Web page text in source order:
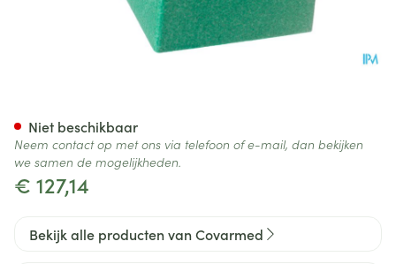
€ 127,14
Niet beschikbaar
Neem contact op met ons via telefoon of e-mail, dan bekijken
we samen de mogelijkheden.
Bekijk alle producten van Covarmed